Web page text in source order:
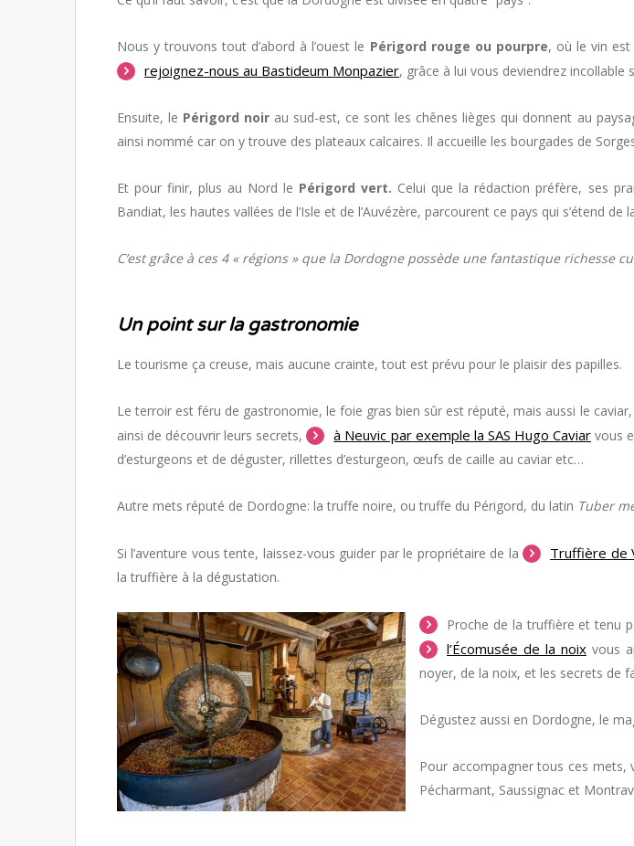
Nous y trouvons tout d’abord à l’ouest le Périgord rouge ou pourpre, où le vin est
rejoignez-nous au Bastideum Monpazier, grâce à lui vous deviendrez incollable
Ensuite, le Périgord noir au sud-est, ce sont les chênes lièges qui donnent au
ainsi nommé car on y trouve des plateaux calcaires. Il accueille les bourgades de
Et pour finir, plus au Nord le Périgord vert. Celui que la rédaction préfère, ses
Bandiat, les hautes vallées de l’Isle et de l’Auvézère, parcourent ce pays qui s’étend
C’est grâce à ces 4 « régions » que la Dordogne possède une fantastique richesse
Un point sur la gastronomie
Le tourisme ça creuse, mais aucune crainte, tout est prévu pour le plaisir des papilles.
Le terroir est féru de gastronomie, le foie gras bien sûr est réputé, mais aussi le
ainsi de découvrir leurs secrets,
à Neuvic par exemple la SAS Hugo Caviarvous
d’esturgeons et de déguster, rillettes d’esturgeon, œufs de caille au caviar etc…
Autre mets réputé de Dordogne: la truffe noire, ou truffe du Périgord, du latin Tuber
Si l’aventure vous tente, laissez-vous guider par le propriétaire de la Truffière de
la truffière à la dégustation.
Proche de la truffière et tenu
l’Écomusée de la noixvous
noyer, de la noix, et les secrets de
Dégustez aussi en Dordogne, le
Pour accompagner tous ces mets,
Pécharmant, Saussignac et